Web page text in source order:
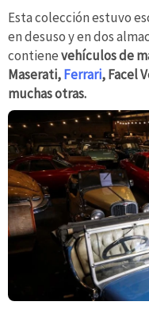
Esta colección estuvo
en desuso y en dos
contienevehículos de
Maserati,Ferrari, Facel
muchas otras.